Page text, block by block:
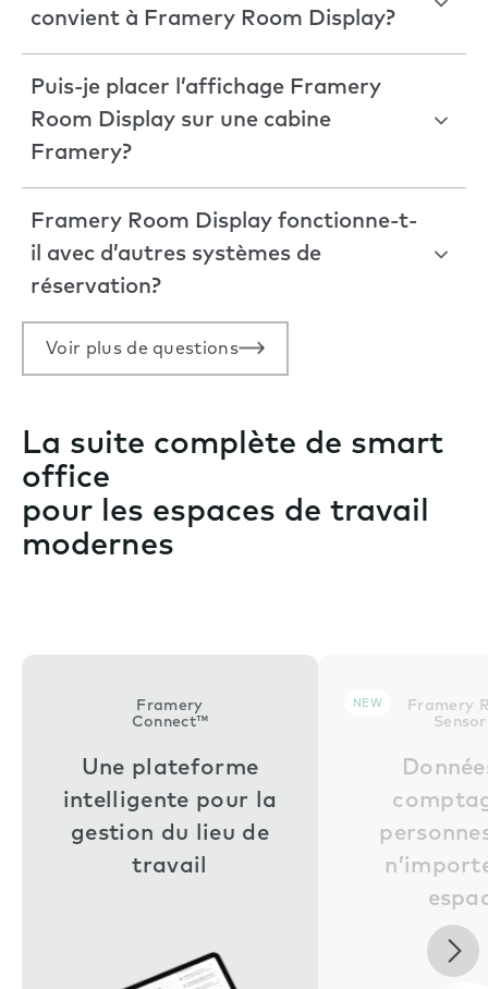
convient à Framery Room Display?
Puis-je placer l’affichage Framery
Room Display sur une cabine
Framery?
Framery Room Display fonctionne-t-
il avec d’autres systèmes de
réservation?
Voir plus de questions
La suite complète de smart
office
pour les espaces de travail
modernes
Framery
Connect™
Une plateforme
intelligente pour la
gestion du lieu de
travail
NEW
Framery